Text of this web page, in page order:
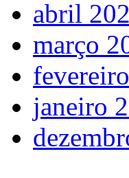
abril
março
janeiro